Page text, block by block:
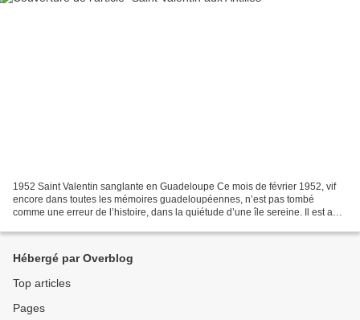
1952 Saint Valentin sanglante en Guadeloupe Ce mois de février 1952, vif
encore dans toutes les mémoires guadeloupéennes, n’est pas tombé
comme une erreur de l’histoire, dans la quiétude d’une île sereine. Il est au
Hébergé par Overblog
Top articles
Pages